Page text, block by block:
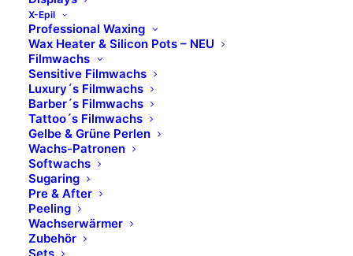
X-Epil
Professional Waxing
Wax Heater & Silicon Pots – NEU
Filmwachs
Sensitive Filmwachs
Luxury´s Filmwachs
Barber´s Filmwachs
Tattoo´s Filmwachs
Gelbe & Grüne Perlen
Wachs-Patronen
Softwachs
Sugaring
Pre & After
Peeling
Wachserwärmer
Zubehör
STEARATE, COCOS NUCIFERA OIL*, C10-18
TRIGLYCERIDES, MICA, COPERNICIA CERIFERA
CERA*, TRIBEHENIN, SILICA, POLYGLYCERYL-3
DIISOSTEARATE, KAOLIN, ORYZANOL, GLYCERYL
CAPRYLATE, TOCOPHEROL, CI 77742, CI 77891, CI
77491, CI 77499.
*da agricoltura biologica/ from organic agriculture
08 ROSEWOOD
INGREDIENTS: OCTYLDODECYL STEAROYL
STEARATE, COCOS NUCIFERA OIL*, C10-18